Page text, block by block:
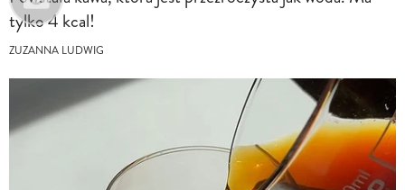
tylko 4 kcal!
ZUZANNA LUDWIG